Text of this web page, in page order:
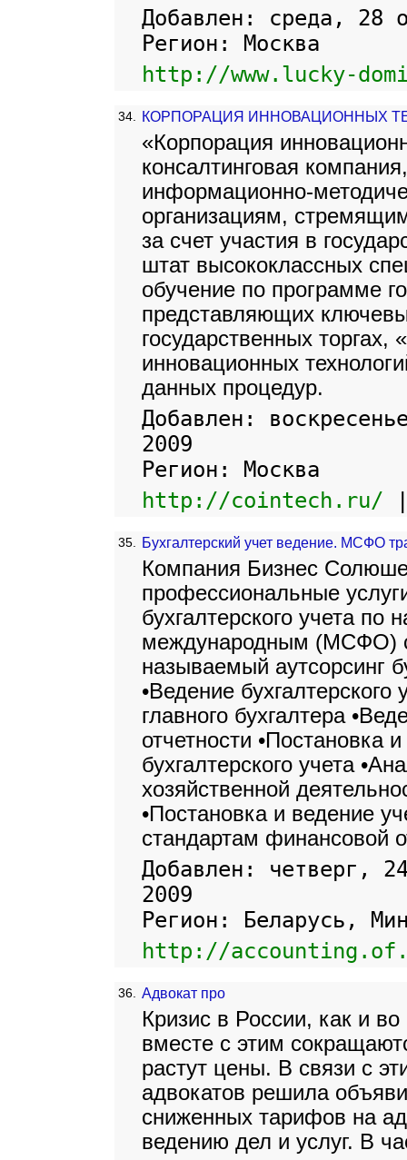
Добавлен: среда, 28
Регион: Москва
http://www.lucky-
34. КОРПОРАЦИЯ ИННОВАЦИОННЫХ
«Корпорация
консалтинговая
информационно-
организациям,
за счет участия в
штат высококлассных
обучение по программе
представляющих
государственных торгах,
инновационных
данных процедур.
Добавлен:
2009
Регион: Москва
http://cointech.ru/
35. Бухгалтерский учет ведение. МСФО
Компания Бизнес
профессиональные
бухгалтерского учета по
международным (МСФО)
называемый аутсорсинг
•Ведение
главного бухгалтера
отчетности •Постановка
бухгалтерского учета
хозяйственной
•Постановка и ведение
стандартам финансовой
Добавлен: четверг,
2009
Регион: Беларусь,
http://
36. Адвокат про
Кризис в России, как и
вместе с этим
растут цены. В связи с
адвокатов решила
сниженных тарифов на
ведению дел и услуг. В